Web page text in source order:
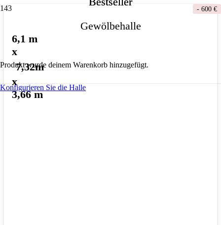
Produktwurde deinem Warenkorb hinzugefügt.
Konfigurieren Sie die Halle
Gewölbehalle
6,1 m
x
7,32m
x
3,66 m
- 600 €